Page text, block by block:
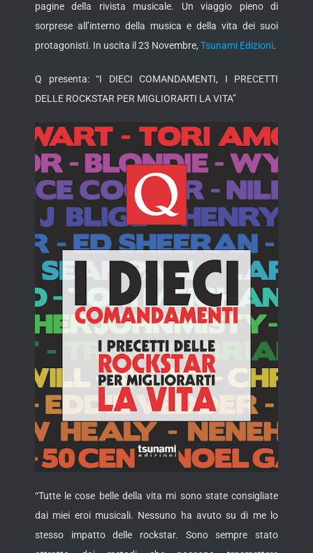
pagine della rivista musicale. Un viaggio pieno di
sorprese all’interno della musica e della vita dei suoi
protagonisti. In uscita il 23 Novembre, Tsunami Edizioni.
Q presenta: “I DIECI COMANDAMENTI, I PRECETTI
DELLE ROCKSTAR PER MIGLIORARTI LA VITA”
“Tutte le cose belle della vita mi sono state consigliate
dai miei eroi musicali. Nessuno ha avuto su di me lo
stesso impatto delle rockstar. Sono sempre stato